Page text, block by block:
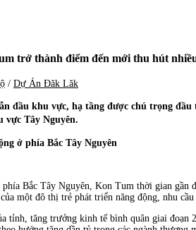
trở thành điểm đến mới thu hút
/ Dự Án Đăk Lăk
đầu khu vực, hạ tầng được chú trọng
vực Tây Nguyên.
ở phía Bắc Tây Nguyên
Bắc Tây Nguyên, Kon Tum thời gian
một đô thị trẻ phát triển năng động, nhu
tỉnh, tăng trưởng kinh tế bình quân giai